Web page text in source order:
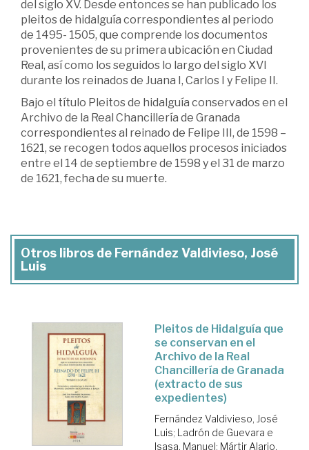
del siglo XV. Desde entonces se han publicado los
pleitos de hidalguía correspondientes al periodo
de 1495- 1505, que comprende los documentos
provenientes de su primera ubicación en Ciudad
Real, así como los seguidos lo largo del siglo XVI
durante los reinados de Juana I, Carlos I y Felipe II.
Bajo el título Pleitos de hidalguía conservados en el
Archivo de la Real Chancillería de Granada
correspondientes al reinado de Felipe III, de 1598 –
1621, se recogen todos aquellos procesos iniciados
entre el 14 de septiembre de 1598 y el 31 de marzo
de 1621, fecha de su muerte.
Otros libros de Fernández Valdivieso, José
Luis
Pleitos de Hidalguía que
se conservan en el
Archivo de la Real
Chancillería de Granada
(extracto de sus
expedientes)
Fernández Valdivieso, José
Luis; Ladrón de Guevara e
Isasa, Manuel; Mártir Alario,